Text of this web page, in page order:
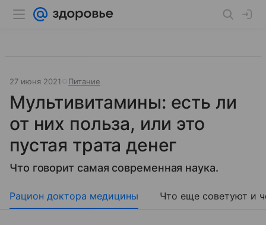
27 июня 2021 Питание
Мультивитамины: есть ли
от них польза, или это
пустая трата денег
Что говорит самая современная наука.
Рацион доктора медицины Что еще советуют и